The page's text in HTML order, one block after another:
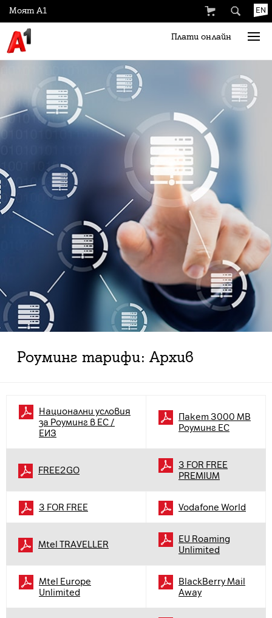
EN
Плати онлайн
Моят А1
Роуминг тарифи: Архив
Национални условия
за Роуминг в ЕС /
ЕИЗ
Пакет 3000 MB
Роуминг ЕС
FREE2GO
3 FOR FREE
PREMIUM
3 FOR FREE Vodafone World
Mtel TRAVELLER
EU Roaming
Unlimited
Mtel Europe
Unlimited
BlackBerry Mail
Away